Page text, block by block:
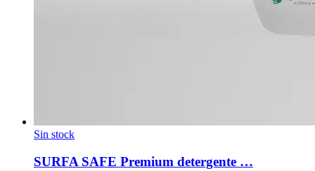
Sin stock
SURFA SAFE Premium detergente …